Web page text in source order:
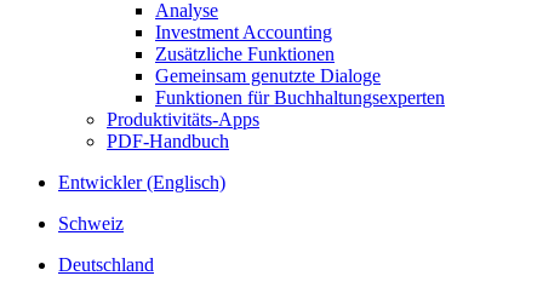
Analyse
Investment Accounting
Zusätzliche Funktionen
Gemeinsam genutzte Dialoge
Funktionen für Buchhaltungsexperten
Produktivitäts-Apps
PDF-Handbuch
Entwickler (Englisch)
Schweiz
Deutschland